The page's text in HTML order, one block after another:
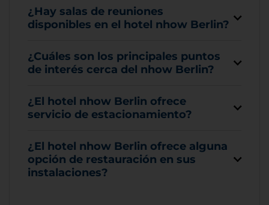
¿Hay salas de reuniones
disponibles en el hotel nhow Berlin?
¿Cuáles son los principales puntos
de interés cerca del nhow Berlin?
¿El hotel nhow Berlin ofrece
servicio de estacionamiento?
¿El hotel nhow Berlin ofrece alguna
opción de restauración en sus
instalaciones?